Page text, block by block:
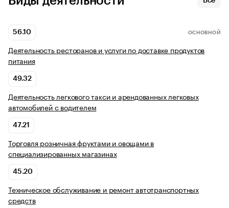
56.10 ОСНОВНОЙ
Деятельность ресторанов и услуги по доставке продуктов
питания
49.32
Деятельность легкового такси и арендованных легковых
автомобилей с водителем
47.21
Торговля розничная фруктами и овощами в
специализированных магазинах
45.20
Техническое обслуживание и ремонт автотранспортных
средств